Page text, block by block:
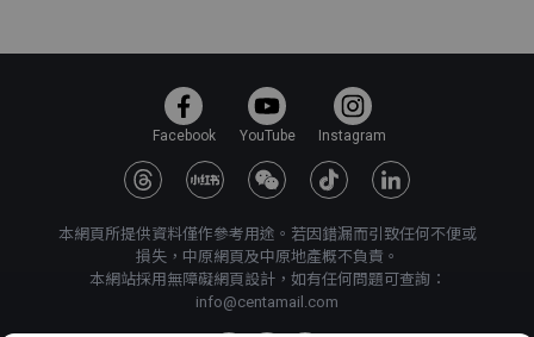
Facebook YouTube Instagram
本網頁所提供資料僅作參考用途。若因錯漏而引致任何不便或
損失，中原網頁及中原地產概不負責。
本網站採用無障礙網頁設計，如有任何問題可查詢：
info@centamail.com